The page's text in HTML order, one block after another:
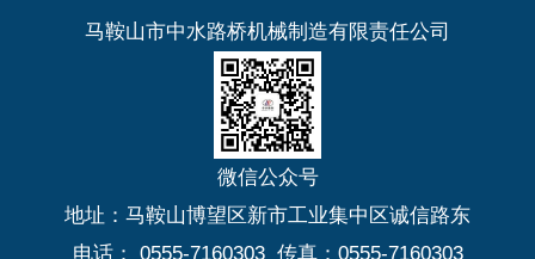
马鞍山市中水路桥机械制造有限责任公司
微信公众号
地址：马鞍山博望区新市工业集中区诚信路东
电话： 0555-7160303 传真：0555-7160303